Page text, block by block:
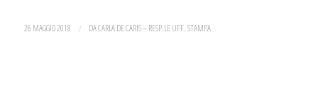
26 MAGGIO 2018 / DACARLA DE CARIS – RESP.LE UFF. STAMPA